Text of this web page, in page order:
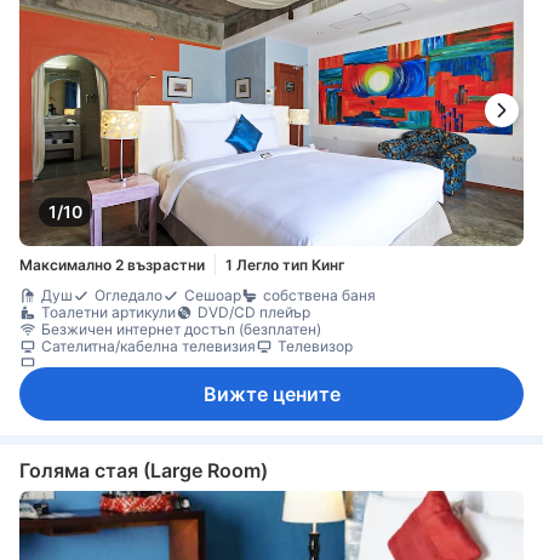
1/10
Максимално 2 възрастни
1 Легло тип Кинг
Душ
Огледало Сешоар
собствена баня
Тоалетни артикули
DVD/CD плейър
Безжичен интернет достъп (безплатен)
Сателитна/кабелна телевизия
Телевизор
Телевизор с плосък екран
Вижте цените
Голяма стая (Large Room)